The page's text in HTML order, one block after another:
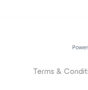
Terms &